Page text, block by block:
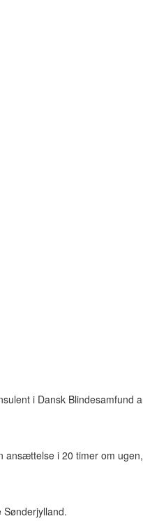
i Dansk Blindesamfund
ansættelse i 20 timer om